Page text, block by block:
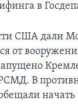
в
США дали
от
В
начать